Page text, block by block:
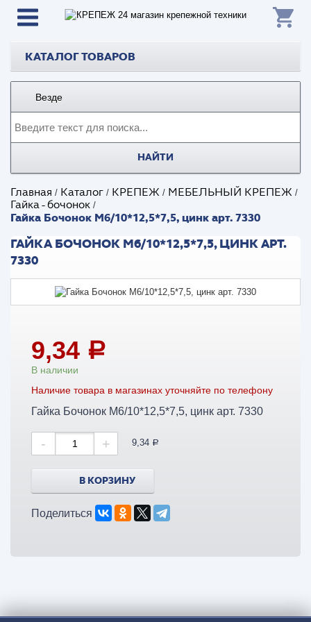
КАТАЛОГ ТОВАРОВ
Везде
НАЙТИ
Главная / Каталог / КРЕПЕЖ / МЕБЕЛЬНЫЙ КРЕПЕЖ /
Гайка - бочонок /
Гайка Бочонок М6/10*12,5*7,5, цинк арт. 7330
ГАЙКА БОЧОНОК М6/10*12,5*7,5, ЦИНК АРТ.
7330
9,34 a
В наличии
Наличие товара в магазинах уточняйте по телефону
Гайка Бочонок М6/10*12,5*7,5, цинк арт. 7330
- + 9,34 a
В КОРЗИНУ
Поделиться